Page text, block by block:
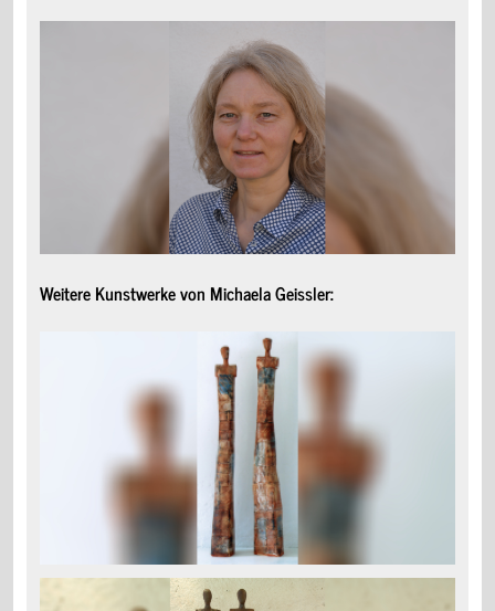
Weitere Kunstwerke von Michaela Geissler: